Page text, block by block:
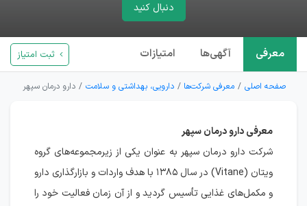
دنبال کنید
معرفی آگهی‌ها امتیازات ثبت امتیاز
صفحه اصلی معرفی شرکت‌ها دارویی، بهداشتی و سلامت دارو درمان سپهر
معرفی دارو درمان سپهر
شرکت دارو درمان سپهر به عنوان یکی از زیرمجموعه‌های گروه
ویتان (Vitane) در سال ۱۳۸۵ با هدف واردات و بازارگذاری دارو
و مکمل‌های غذایی تأسیس گردید و از آن زمان فعالیت خود را